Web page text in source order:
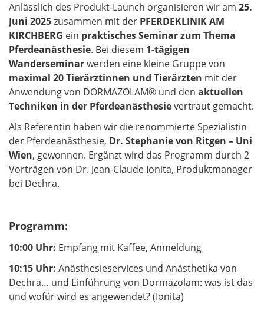
Anlässlich des Produkt-Launch organisieren wir am 25.
Juni 2025zusammen mit der PFERDEKLINIK AM
KIRCHBERG ein praktisches Seminar zum Thema
Pferdeanästhesie. Bei diesem 1-tägigen
Wanderseminarwerden eine kleine Gruppe von
maximal 20 Tierärztinnen und Tierärzten mit der
Anwendung von DORMAZOLAM® und den aktuellen
Techniken in der Pferdeanästhesievertraut gemacht.
Als Referentin haben wir die renommierte Spezialistin
der Pferdeanästhesie, Dr. Stephanie von Ritgen – Uni
Wien, gewonnen. Ergänzt wird das Programm durch 2
Vorträgen von Dr. Jean-Claude Ionita, Produktmanager
bei Dechra.
Programm:
10:00 Uhr: Empfang mit Kaffee, Anmeldung
10:15 Uhr: Anästhesieservices und Anästhetika von
Dechra… und Einführung von Dormazolam: was ist das
und wofür wird es angewendet? (Ionita)